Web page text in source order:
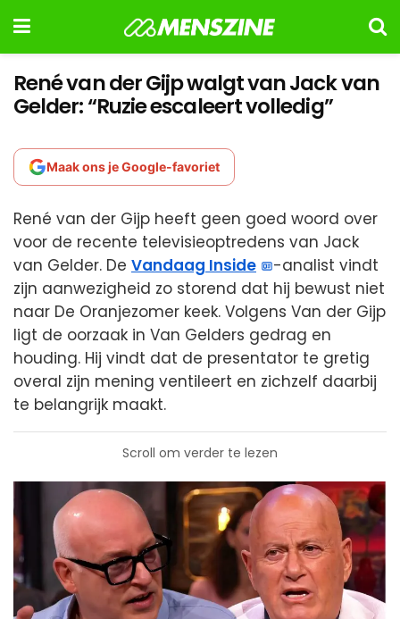
René van der Gijp walgt van Jack van
Gelder: “Ruzie escaleert volledig”
Maak ons je Google-favoriet
René van der Gijp heeft geen goed woord over
voor de recente televisieoptredens van Jack
van Gelder. De Vandaag Inside
-analist vindt
zijn aanwezigheid zo storend dat hij bewust niet
naar De Oranjezomer keek. Volgens Van der Gijp
ligt de oorzaak in Van Gelders gedrag en
houding. Hij vindt dat de presentator te gretig
overal zijn mening ventileert en zichzelf daarbij
te belangrijk maakt.
Scroll om verder te lezen